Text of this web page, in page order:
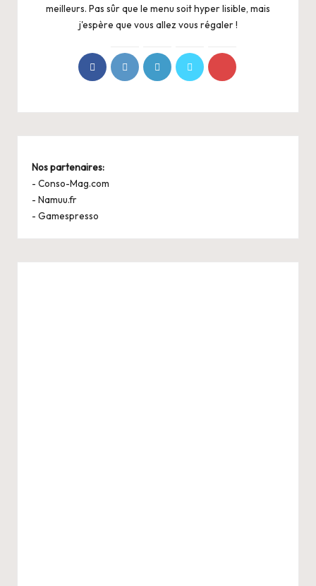
meilleurs. Pas sûr que le menu soit hyper lisible, mais
j'espère que vous allez vous régaler !
Nos partenaires:
- Conso-Mag.com
- Namuu.fr
- Gamespresso